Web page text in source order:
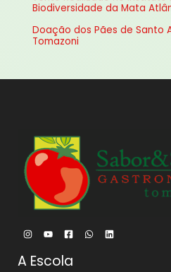
:
Biodiversidade da Mata
Doação dos Pães de Santo
Tomazoni
A Escola